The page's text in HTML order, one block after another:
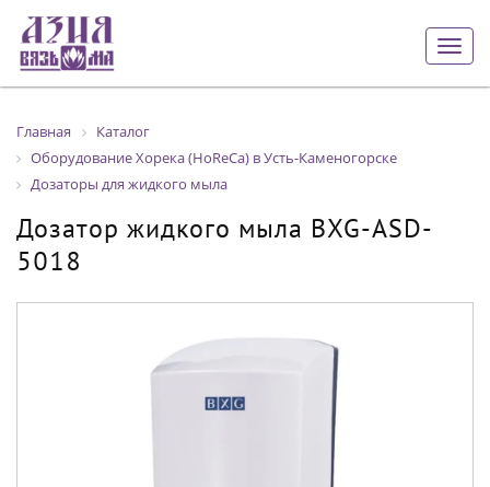
Главная
Каталог
Оборудование Хорека (HoReCa) в Усть-Каменогорске
Дозаторы для жидкого мыла
Дозатор жидкого мыла BXG-ASD-
5018